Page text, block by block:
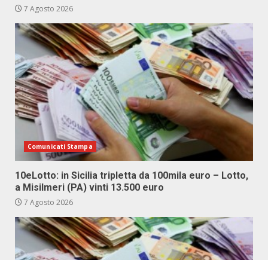
7 Agosto 2026
Comunicati Stampa
10eLotto: in Sicilia tripletta da 100mila euro – Lotto,
a Misilmeri (PA) vinti 13.500 euro
7 Agosto 2026